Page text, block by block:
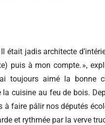
était jadis architecte
puis à mon compte. »,
toujours aimé la bonne
cuisine au feu de bois.
faire pâlir nos députés
et rythmée par la verve